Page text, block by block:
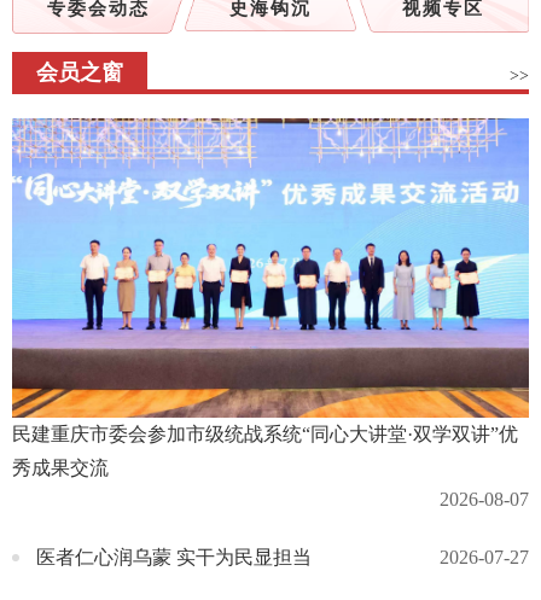
专委会动态 史海钩沉 视频专区
会员之窗 >>
民建重庆市委会参加市级统战系统“同心大讲堂·双学双讲”优
秀成果交流
2026-08-07
医者仁心润乌蒙 实干为民显担当 2026-07-27